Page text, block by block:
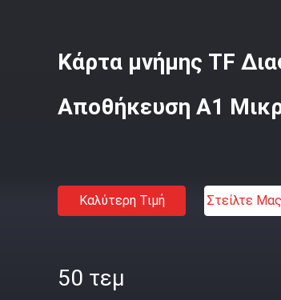
Κάρτα μνήμης TF
Αποθήκευση A1
Καλύτερη Τιμή Στείλτε
50 τεμ